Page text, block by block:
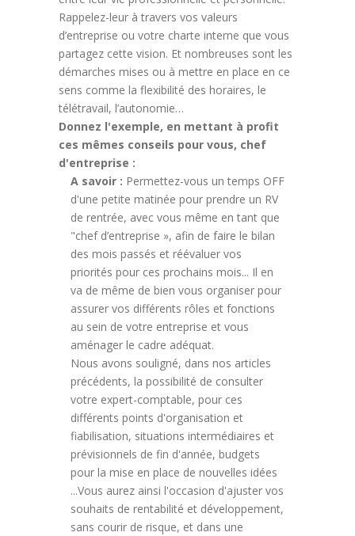
Rappelez-leur à travers vos valeurs
d’entreprise ou votre charte interne que vous
partagez cette vision. Et nombreuses sont les
démarches mises ou à mettre en place en ce
sens comme la flexibilité des horaires, le
télétravail, l’autonomie…
Donnez l'exemple, en mettant à profit
ces mêmes conseils pour vous, chef
d'entreprise :
A savoir : Permettez-vous un temps OFF
d'une petite matinée pour prendre un RV
de rentrée, avec vous même en tant que
"chef d’entreprise », afin de faire le bilan
des mois passés et réévaluer vos
priorités pour ces prochains mois... Il en
va de même de bien vous organiser pour
assurer vos différents rôles et fonctions
au sein de votre entreprise et vous
aménager le cadre adéquat.
Nous avons souligné, dans nos articles
précédents, la possibilité de consulter
votre expert-comptable, pour ces
différents points d'organisation et
fiabilisation, situations intermédiaires et
prévisionnels de fin d'année, budgets
pour la mise en place de nouvelles idées
...Vous aurez ainsi l'occasion d'ajuster vos
souhaits de rentabilité et développement,
sans courir de risque, et dans une